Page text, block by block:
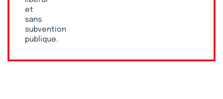
et
sans
subvention
publique.